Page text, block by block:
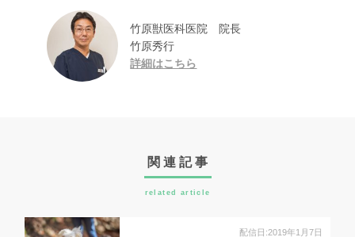
竹原獣医科医院 院長
竹原秀行
詳細はこちら
関連記事
related article
配信日:2019年1月7日